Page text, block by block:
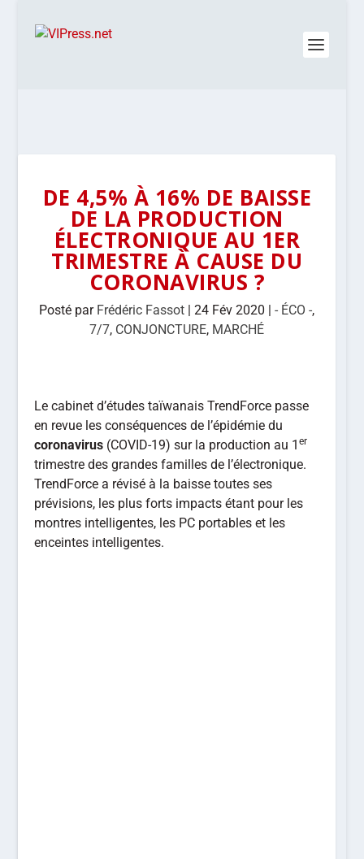
DE 4,5% À 16% DE BAISSE
DE LA PRODUCTION
ÉLECTRONIQUE AU 1ER
TRIMESTRE À CAUSE DU
CORONAVIRUS ?
Posté par Frédéric Fassot |24 Fév 2020 |- ÉCO -,
7/7, CONJONCTURE, MARCHÉ
Le cabinet d’études taïwanais TrendForce passe
en revue les conséquences de l’épidémie du
coronavirus (COVID-19) sur la production au 1er
trimestre des grandes familles de l’électronique.
TrendForce a révisé à la baisse toutes ses
prévisions, les plus forts impacts étant pour les
montres intelligentes, les PC portables et les
enceintes intelligentes.